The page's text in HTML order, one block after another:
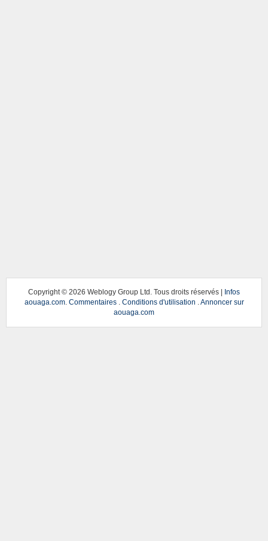
Copyright © 2026 Weblogy Group Ltd. Tous droits réservés | Infos
aouaga.com. Commentaires. Conditions d'utilisation
Annoncer sur
aouaga.com